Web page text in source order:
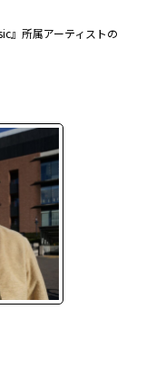
』所属アーティストの